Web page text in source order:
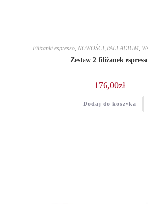
Filiżanki espresso, NOWOŚCI, PALLADIUM,
Zestaw 2 filiżanek
176,00zł
Dodaj do koszyka